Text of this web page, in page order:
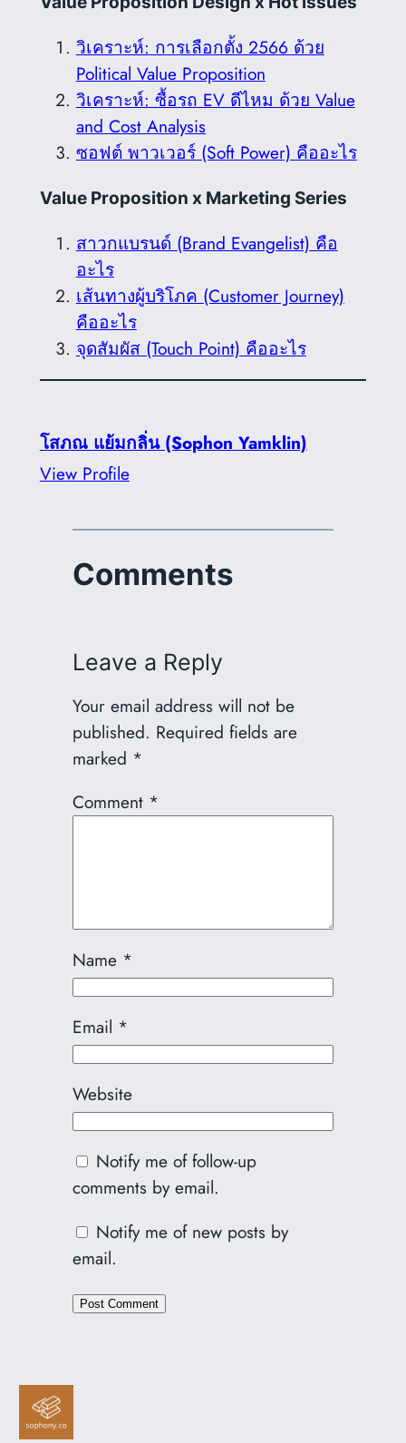
วิเคราะห์: การเลือกตั้ง 2566 ด้วย
Political Value Proposition
วิเคราะห์: ซื้อรถ EV ดีไหม ด้วย Value
and Cost Analysis
ซอฟต์ พาวเวอร์ (Soft Power) คืออะไร
Value Proposition x Marketing Series
สาวกแบรนด์ (Brand Evangelist) คือ
อะไร
เส้นทางผู้บริโภค (Customer Journey)
คืออะไร
จุดสัมผัส (Touch Point) คืออะไร
โสภณ แย้มกลิ่น (Sophon Yamklin)
View Profile
Comments
Leave a Reply
Your email address will not be
published. Required fields are
marked *
Comment *
Name *
Email *
Website
Notify me of follow-up
comments by email.
Notify me of new posts by
email.